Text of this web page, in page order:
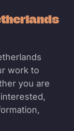
work to
you are